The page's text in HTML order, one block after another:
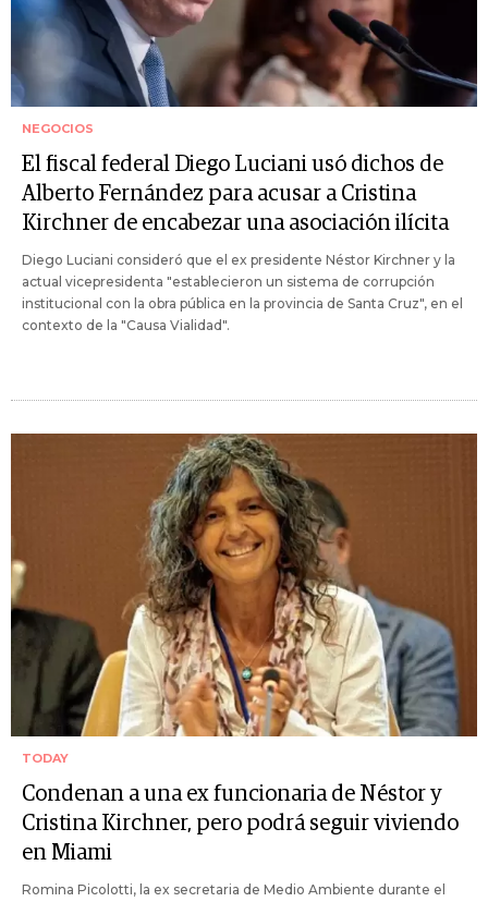
NEGOCIOS
El fiscal federal Diego Luciani usó dichos de
Alberto Fernández para acusar a Cristina
Kirchner de encabezar una asociación ilícita
Diego Luciani consideró que el ex presidente Néstor Kirchner y la
actual vicepresidenta "establecieron un sistema de corrupción
institucional con la obra pública en la provincia de Santa Cruz", en el
contexto de la "Causa Vialidad".
TODAY
Condenan a una ex funcionaria de Néstor y
Cristina Kirchner, pero podrá seguir viviendo
en Miami
Romina Picolotti, la ex secretaria de Medio Ambiente durante el